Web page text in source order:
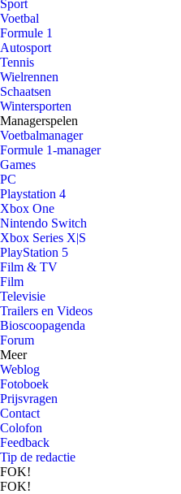
Sport
Voetbal
Formule 1
Autosport
Tennis
Wielrennen
Schaatsen
Wintersporten
Managerspelen
Voetbalmanager
Formule 1-manager
Games
PC
Playstation 4
Xbox One
Nintendo Switch
Xbox Series X|S
PlayStation 5
Film & TV
Film
Televisie
Trailers en Videos
Bioscoopagenda
Forum
Meer
Weblog
Fotoboek
Prijsvragen
Contact
Colofon
Feedback
Tip de redactie
FOK!
FOK!